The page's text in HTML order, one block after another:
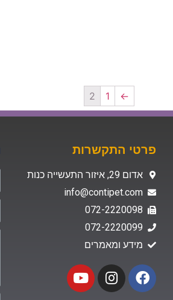
←
1
2
פרטי התקשרות
אדום 29, איזור התעשייה כנות
info@contipet.com
072-2220098
072-2220099
מידע ומאמרים